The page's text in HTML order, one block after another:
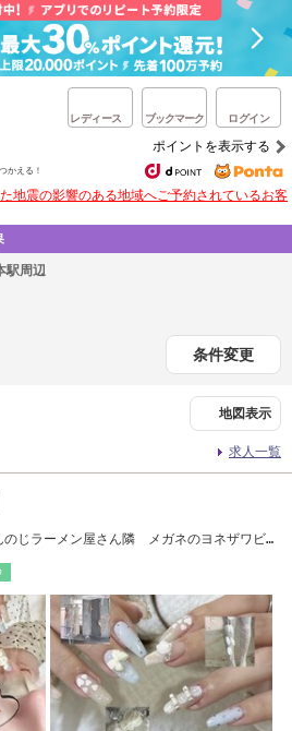
レディース ブックマーク ログイン
ポイントを表示する
かえる！
地震の影響のある地域へご予約されているお客
駅周辺
条件変更
地図表示
求人一覧
じラーメン屋さん隣 メガネのヨネザワビ